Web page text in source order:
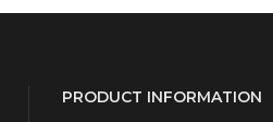
PRODUCT INFORMATION